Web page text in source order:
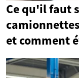
Ce qu'il faut
et comment